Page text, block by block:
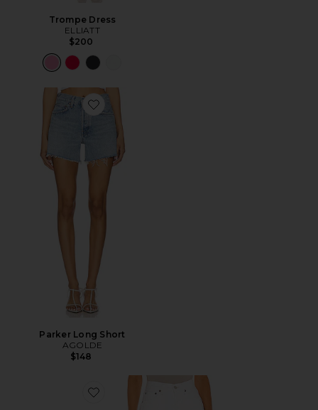
Trompe Dress
ELLIATT
$200
Favorite Parker Long Short
Parker Long Short
AGOLDE
$148
Favorite Parker Long Short